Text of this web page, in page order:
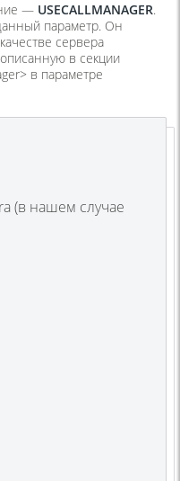
— USECALLMANAGER.
параметр. Он
сервера
в секции
в параметре
(в нашем случае